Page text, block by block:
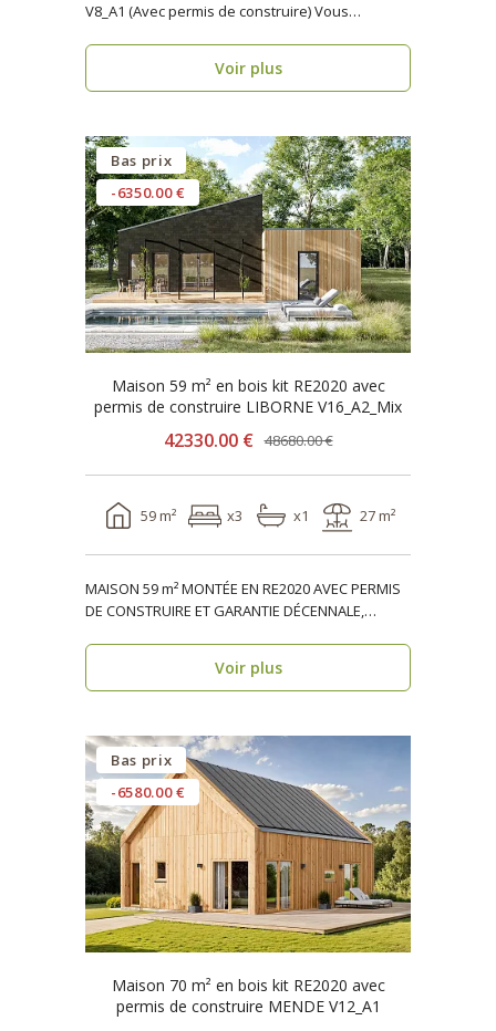
V8_A1 (Avec permis de construire) Vous
Voir plus
Bas prix
-6350.00 €
Maison 59 m² en bois kit RE2020 avec
permis de construire LIBORNE V16_A2_Mix
42330.00 € 48680.00 €
59 m² x3 x1 27 m²
MAISON 59 m² MONTÉE EN RE2020 AVEC PERMIS
DE CONSTRUIRE ET GARANTIE DÉCENNALE,
Voir plus
Bas prix
-6580.00 €
Maison 70 m² en bois kit RE2020 avec
permis de construire MENDE V12_A1